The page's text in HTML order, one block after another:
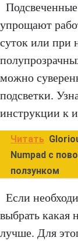
упрощают
суток или при
можно
подсветки.
инструкции к
Читать
Numpad с
ползунком
Если
выбрать какая
лучше. Для